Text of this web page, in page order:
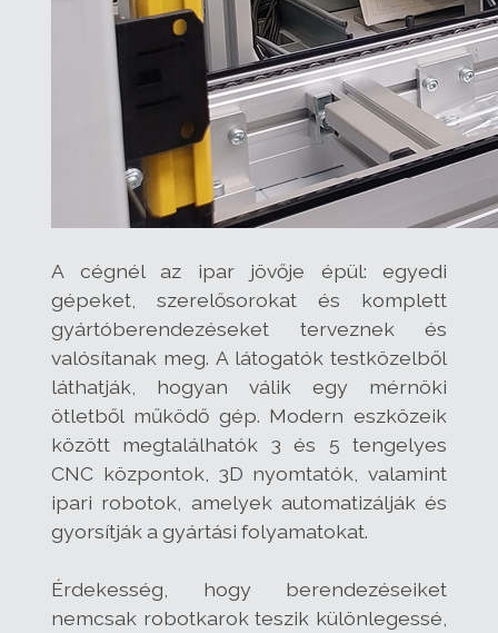
A cégnél az ipar jövője épül: egyedi
gépeket, szerelősorokat és komplett
gyártóberendezéseket terveznek és
valósítanak meg. A látogatók testközelből
láthatják, hogyan válik egy mérnöki
ötletből működő gép. Modern eszközeik
között megtalálhatók 3 és 5 tengelyes
CNC központok, 3D nyomtatók, valamint
ipari robotok, amelyek automatizálják és
gyorsítják a gyártási folyamatokat.
Érdekesség, hogy berendezéseiket
nemcsak robotkarok teszik különlegessé,